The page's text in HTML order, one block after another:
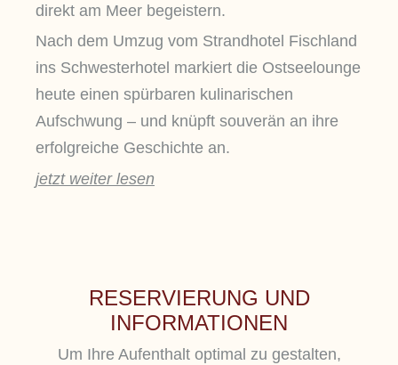
direkt am Meer begeistern.
Nach dem Umzug vom Strandhotel Fischland
ins Schwesterhotel markiert die Ostseelounge
heute einen spürbaren kulinarischen
Aufschwung – und knüpft souverän an ihre
erfolgreiche Geschichte an.
jetzt weiter lesen
RESERVIERUNG UND
INFORMATIONEN
Um Ihre Aufenthalt optimal zu gestalten,